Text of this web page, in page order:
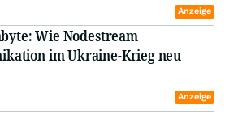
Anzeige
Wie Nodestream
im Ukraine-Krieg neu
Anzeige